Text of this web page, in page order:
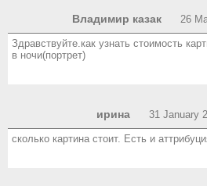
Владимир казак 26
Здравствуйте.как узнать стоимость
в ночи(портрет)
ирина 31 January
сколько картина стоит. Есть и